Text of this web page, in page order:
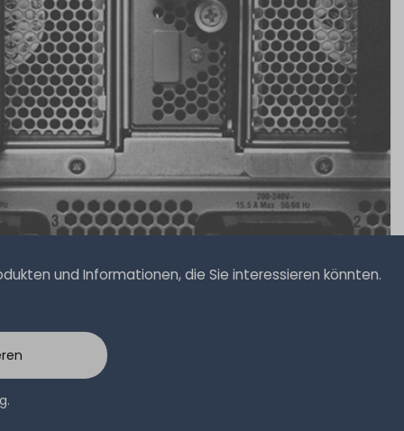
und Informationen, die Sie interessieren könnten.
.